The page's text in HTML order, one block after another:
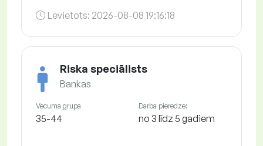
Levietots: 2026-08-08 19:16:18
Riska speciālists
Bankas
Vecuma grupa
35-44
Darba pieredze:
no 3 līdz 5 gadiem